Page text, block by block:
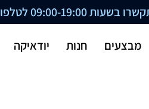
09:00-19:00 לטלפון
מבצעים חנות יודאיקה